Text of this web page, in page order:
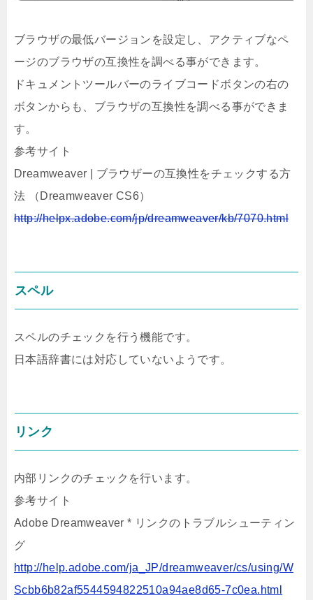
ブラウザの最低バージョンを設定し、アクティブなペ
ージのブラウザの互換性を調べる事ができます。
ドキュメントツールバーのライブコードボタンの右の
ボタンからも、ブラウザの互換性を調べる事ができま
す。
参考サイト
Dreamweaver | ブラウザーの互換性をチェックする方
法 （Dreamweaver CS6）
http://helpx.adobe.com/jp/dreamweaver/kb/7070.html
スペル
スペルのチェックを行う機能です。
日本語辞書には対応していないようです。
リンク
内部リンクのチェックを行います。
参考サイト
Adobe Dreamweaver * リンクのトラブルシューティン
グ
http://help.adobe.com/ja_JP/dreamweaver/cs/using/W
Scbb6b82af5544594822510a94ae8d65-7c0ea.html